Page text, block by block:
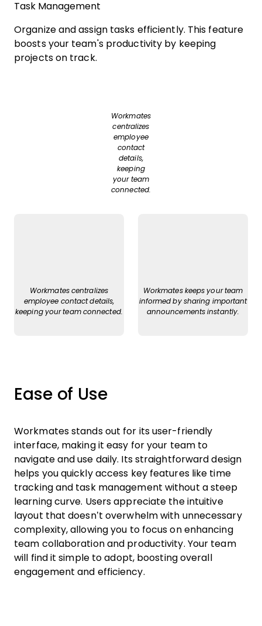
Task Management
Organize and assign tasks efficiently. This feature
boosts your team's productivity by keeping
projects on track.
Workmates
centralizes
employee
contact
details,
keeping
your team
connected.
Workmates centralizes
employee contact details,
keeping your team connected.
Workmates keeps your team
informed by sharing important
announcements instantly.
Ease of Use
Workmates stands out for its user-friendly
interface, making it easy for your team to
navigate and use daily. Its straightforward design
helps you quickly access key features like time
tracking and task management without a steep
learning curve. Users appreciate the intuitive
layout that doesn’t overwhelm with unnecessary
complexity, allowing you to focus on enhancing
team collaboration and productivity. Your team
will find it simple to adopt, boosting overall
engagement and efficiency.